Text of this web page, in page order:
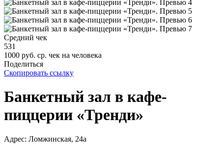
Средний чек
531
1000 руб. ср. чек на человека
Поделиться
Скопировать ссылку
Банкетный зал в кафе-
пиццерии «Тренди»
Адрес: Ломжинская, 24а